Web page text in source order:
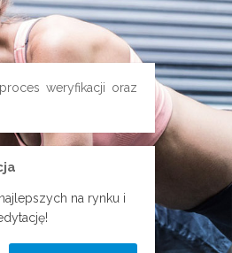
weryfikacji oraz
na rynku i